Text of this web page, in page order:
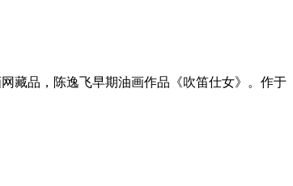
藏品，陈逸飞早期油画作品《吹笛仕女》。作于